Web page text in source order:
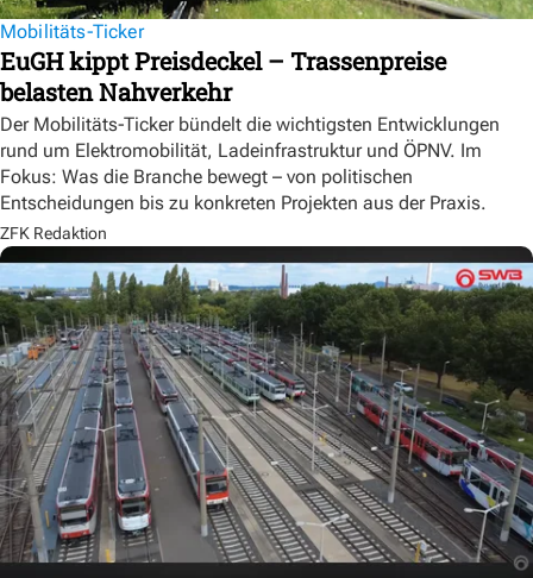
Mobilitäts-Ticker
EuGH kippt Preisdeckel – Trassenpreise
belasten Nahverkehr
Der Mobilitäts-Ticker bündelt die wichtigsten Entwicklungen
rund um Elektromobilität, Ladeinfrastruktur und ÖPNV. Im
Fokus: Was die Branche bewegt – von politischen
Entscheidungen bis zu konkreten Projekten aus der Praxis.
ZFK Redaktion